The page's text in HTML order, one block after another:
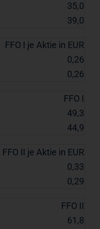
35,0
39,0
FFO I je Aktie in EUR
0,26
0,26
FFO I
49,3
44,9
FFO II je Aktie in EUR
0,33
0,29
FFO II
61,8